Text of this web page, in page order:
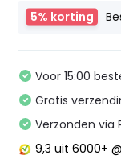
5% korting
Voor 15:00
Gratis
Verzonden via
9,3 uit 6000+